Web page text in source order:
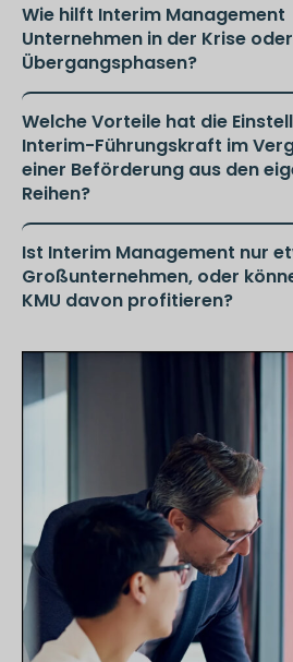
Wie hilft Interim Management
Unternehmen in der Krise
Übergangsphasen?
Welche Vorteile hat die
Interim-Führungskraft im
einer Beförderung aus den
Reihen?
Ist Interim Management nur
Großunternehmen, oder
KMU davon profitieren?